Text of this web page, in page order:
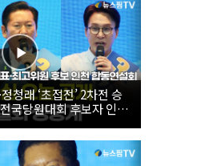
청래 ‘초접전’ 2차전 승
국당원대회 후보자 인천
26.08.08